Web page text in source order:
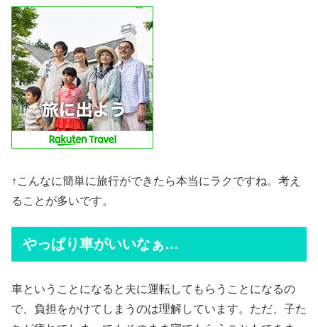
↑こんなに簡単に旅行ができたら本当にラクですね。考え
ることが多いです。
やっぱり車がいいなぁ…
車ということになると夫に運転してもらうことになるの
で、負担をかけてしまうのは理解しています。ただ、子た